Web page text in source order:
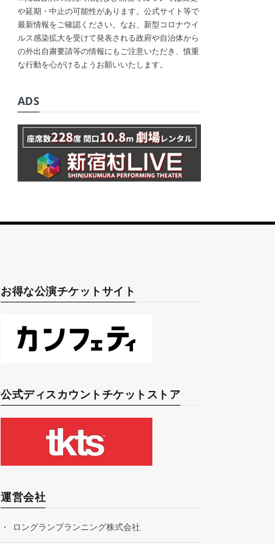
や延期・中止の可能性があります。公式サイト等で
最新情報をご確認ください。なお、新型コロナウイ
ルス感染拡大を受けて発表される政府や自治体から
の外出自粛要請等の情報にもご注意いただき、慎重
な行動を心がけるようお願いいたします。
ADS
お得な公演チケットサイト
公式ディスカウントチケットストア
運営会社
ロングランプランニング株式会社